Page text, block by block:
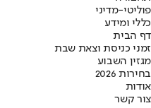
פוליטי-מדיני
כללי ומידע
דף הבית
זמני כניסת וצאת שבת
מגזין השבוע
בחירות 2026
אודות
צור קשר